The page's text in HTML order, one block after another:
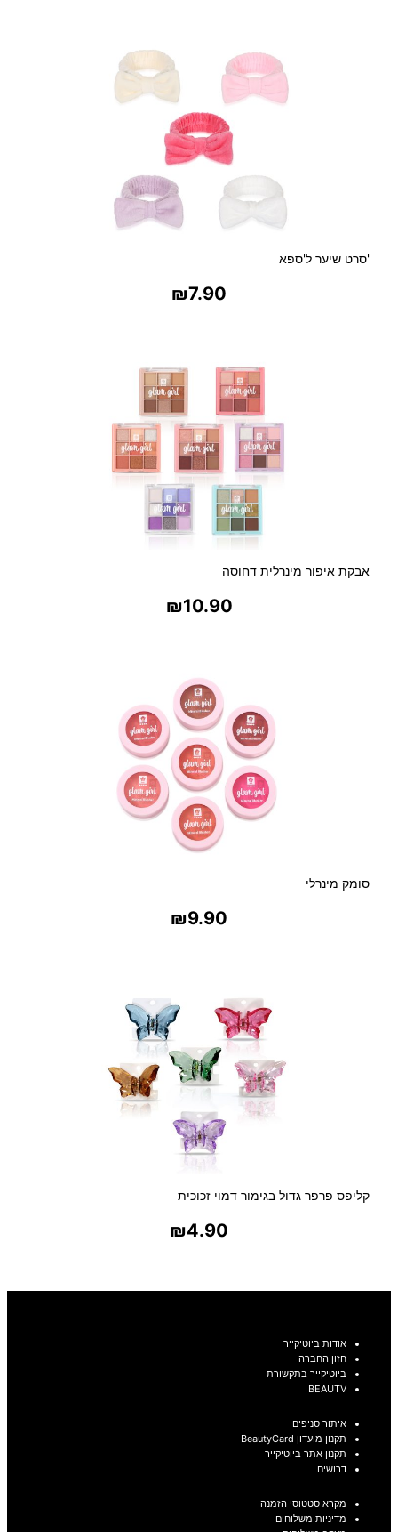
'סרט שיער ל'ספא
₪7.90
אבקת איפור מינרלית דחוסה
₪10.90
סומק מינרלי
₪9.90
קליפס פרפר גדול בגימור דמוי זכוכית
₪4.90
אודות ביוטיקייר
חזון החברה
ביוטיקייר בתקשורת
BEAUTV
איתור סניפים
תקנון מועדון BeautyCard
תקנון אתר ביוטיקייר
דרושים
מקרא סטטוסי הזמנה
מדיניות משלוחים